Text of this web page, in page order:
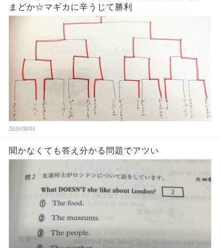
まどか☆マギカに辛うじて勝利
2026/08/01
聞かなくても答え分かる問題でアツい